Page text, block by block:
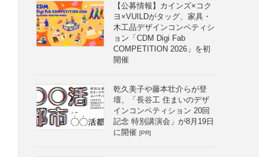
【公募情報】カインズ×コク
ヨ×VUILDがタッグ、家具・
木工品デザインコンペティシ
ョン「CDM Digi Fab
COMPETITION 2026」を初
開催
乾久美子や藤本壮介らが登
壇、「長谷工 住まいのデザ
インコンペティション 20回
記念 特別講演会」が8月19日
に開催 [PR]